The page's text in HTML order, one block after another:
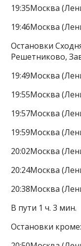
19:35Москва
19:46Москва
Остановки
Решетниково,
19:49Москва
19:55Москва
19:57Москва
19:59Москва
20:02Москва
20:24Москва
20:38Москва
В пути 1 ч. 3 мин.
Остановки